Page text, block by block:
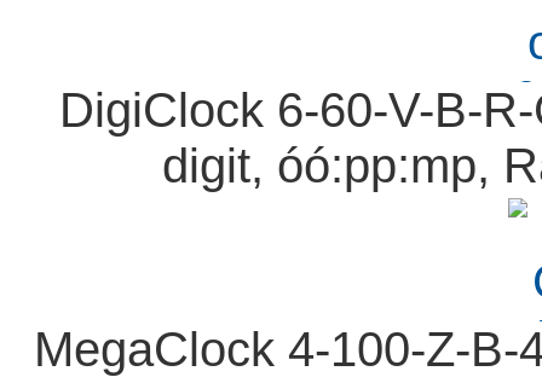
DigiClock 6-60-V-B-
digit, óó:pp:mp,
MegaClock 4-100-Z-